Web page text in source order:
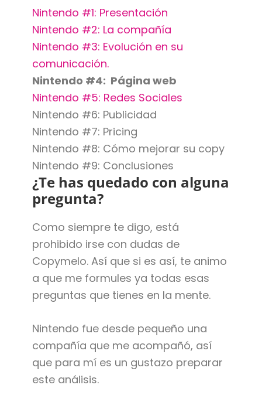
Nintendo #1: Presentación
Nintendo #2: La compañía
Nintendo #3: Evolución en su
comunicación.
Nintendo #4: Página web
Nintendo #5: Redes Sociales
Nintendo #6: Publicidad
Nintendo #7: Pricing
Nintendo #8: Cómo mejorar su copy
Nintendo #9: Conclusiones
¿Te has quedado con alguna
pregunta?
Como siempre te digo, está
prohibido irse con dudas de
Copymelo. Así que si es así, te animo
a que me formules ya todas esas
preguntas que tienes en la mente.
Nintendo fue desde pequeño una
compañía que me acompañó, así
que para mí es un gustazo preparar
este análisis.